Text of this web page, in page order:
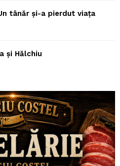
tânăr și-a pierdut viața
și Hălchiu